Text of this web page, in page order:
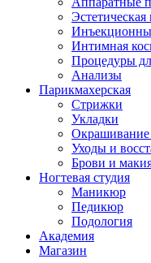
Эстетическая
Интимная
Процедуры
Анализы
Парикмахерская
Стрижки
Укладки
Окрашивание
Уходы и
Брови и
Ногтевая студия
Маникюр
Педикюр
Подология
Академия
Магазин